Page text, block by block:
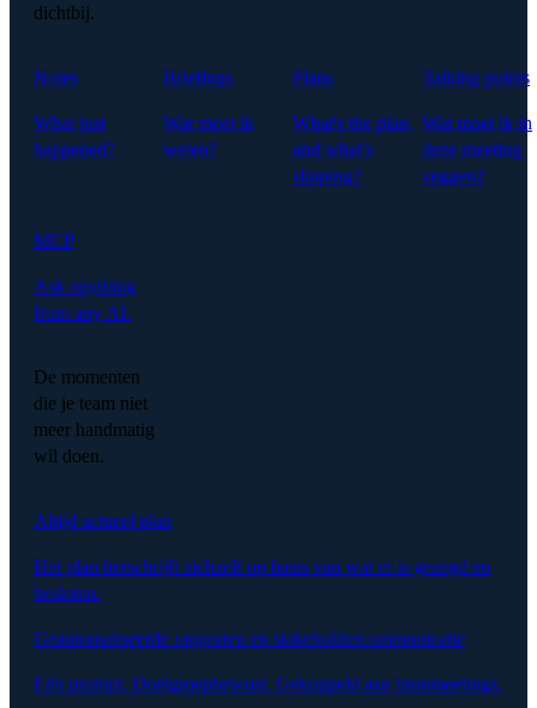
dichtbij.
Notes
What just
happened?
Briefings
Wat moet ik
weten?
Plans
What's the plan,
and what's
slipping?
Talking points
Wat moet ik in
deze meeting
zeggen?
MCP
Ask anything
from any AI.
De momenten
die je team niet
meer handmatig
wil doen.
Altijd actueel plan
Het plan herschrijft zichzelf op basis van wat er is gezegd en
besloten.
Geautomatiseerde rapporten en stakeholdercommunicatie
Eén prompt. Doelgroepbewust. Gekoppeld aan bronmeetings.